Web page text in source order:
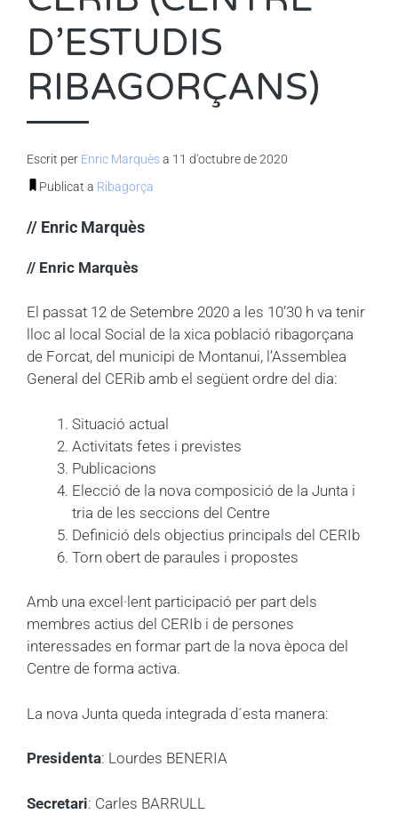
D’ESTUDIS
RIBAGORÇANS)
Escrit per Enric Marquèsa 11 d'octubre de 2020
Publicat a Ribagorça
// Enric Marquès
// Enric Marquès
El passat 12 de Setembre 2020 a les 10’30 h va tenir
lloc al local Social de la xica població ribagorçana
de Forcat, del municipi de Montanui, l’Assemblea
General del CERib amb el següent ordre del dia:
Situació actual
Activitats fetes i previstes
Publicacions
Elecció de la nova composició de la Junta i
tria de les seccions del Centre
Definició dels objectius principals del CERIb
Torn obert de paraules i propostes
Amb una excel·lent participació per part dels
membres actius del CERIb i de persones
interessades en formar part de la nova època del
Centre de forma activa.
La nova Junta queda integrada d´esta manera:
Presidenta: Lourdes BENERIA
Secretari: Carles BARRULL